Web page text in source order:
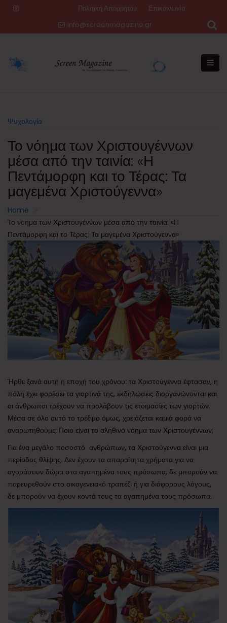
Πολιτική Απορρήτου
Επικοινωνία
info@screenmagazine.gr
Ψυχολογία
Το νόημα των Χριστουγέννων
μέσα από την ταινία: «Η
Πεντάμορφη και το Τέρας: Τα
μαγεμένα Χριστούγεννα»
Home
Το νόημα των Χριστουγέννων μέσα από την ταινία: «Η
Πεντάμορφη και το Τέρας: Τα μαγεμένα Χριστούγεννα»
Ήρθε ξανά αυτή η εποχή του χρόνου: τα Χριστούγεννα έφτασαν, η
πόλη έχει φορέσει τα γιορτινά της, εκδηλώσεις διοργανώνονται και
οι άνθρωποι τρέχουν να προλάβουν τις ετοιμασίες των γιορτών.
Μέσα σε όλο αυτό το τρέξιμο όμως, χρειάζεται καμιά φορά να
αναρωτηθούμε: Ποιο είναι το αληθινό νόημα των Χριστουγέννων;
Για ένα μεγάλο ποσοστό ανθρώπων, τα Χριστούγεννα είναι μια
περίοδος θλίψης. Δεν έχουν τα απαραίτητα χρήματα για να
αγοράσουν δώρα στα αγαπημένα τους πρόσωπα, δε μπορούν να
παρευρεθούν στο οικογενειακό τραπέζι ή για διάφορους λόγους,
δε μπορούν να έχουν κοντά τους τα αγαπημένα τους πρόσωπα.